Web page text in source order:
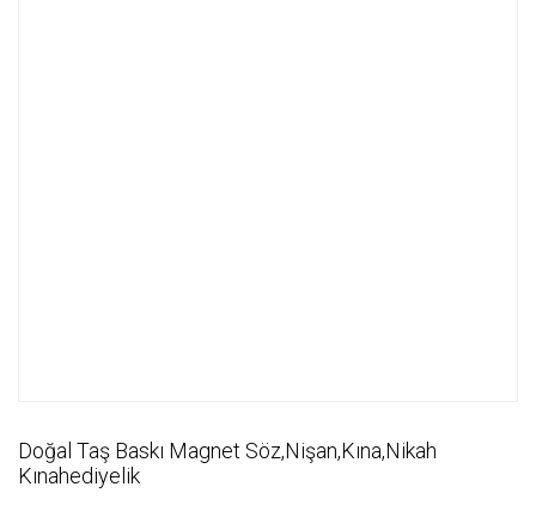
Doğal Taş Baskı Magnet Söz,Nişan,Kına,Nikah
Kınahediyelik